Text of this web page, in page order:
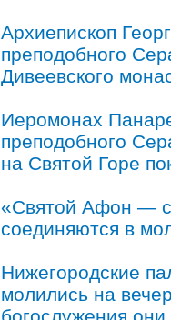
Архиепископ
преподобного
Дивеевского
Иеромонах
преподобного
на Святой Горе
«Святой Афон —
соединяются в
Нижегородские
молились на
богослужения